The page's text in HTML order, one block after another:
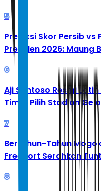
5
Prediksi Skor Persib vs
Presiden 2026: Maung
6
Aji Santoso Resmi
Timur Pilih Stadion
7
Bertahun-Tahun
Freeport Serahkan
8